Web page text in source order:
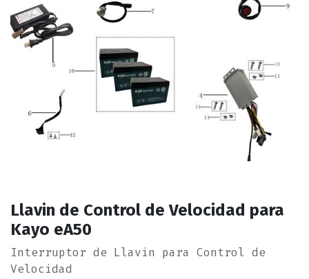
Llavin de Control de Velocidad para
Kayo eA50
Interruptor de Llavin para Control de
Velocidad